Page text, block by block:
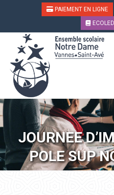
PAIEMENT EN LIGNE
JOURNEE
POLE SUP